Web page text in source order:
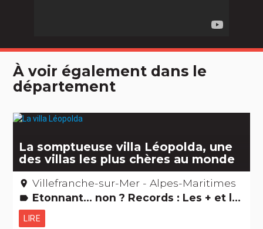
À voir également dans le
département
La somptueuse villa Léopolda, une
des villas les plus chères au monde
place Villefranche-sur-Mer - Alpes-Maritimes
label Etonnant... non ? Records : Les + et les - Films : lieux de tournage Edifices remarquables
LIRE